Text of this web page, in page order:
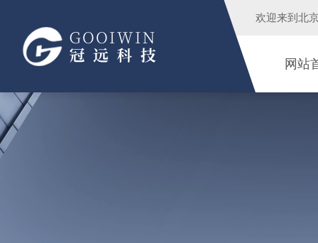
欢迎来到 北
网站